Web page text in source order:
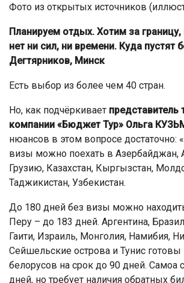
Фото из открытых источников
Планируем отдых. Хотим за
нет ни сил, ни времени. Куда пустят
Дегтярников, Минск
Есть выбор из более чем 40 стран.
Но, как подчёркивает представитель
компании «Бюджет Тур» Ольга
нюансов в этом вопросе достаточно:
визы можно поехать в Азербайджан,
Грузию, Казахстан, Кыргызстан,
Таджикистан, Узбекистан.
До 180 дней без визы можно
Перу – до 183 дней. Аргентина,
Гаити, Израиль, Монголия, Намибия,
Сейшельские острова и Тунис готовы
белорусов на срок до 90 дней. Самоа
дней, но требует наличия обратных